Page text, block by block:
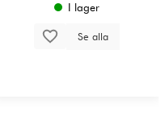
I lager
Se alla